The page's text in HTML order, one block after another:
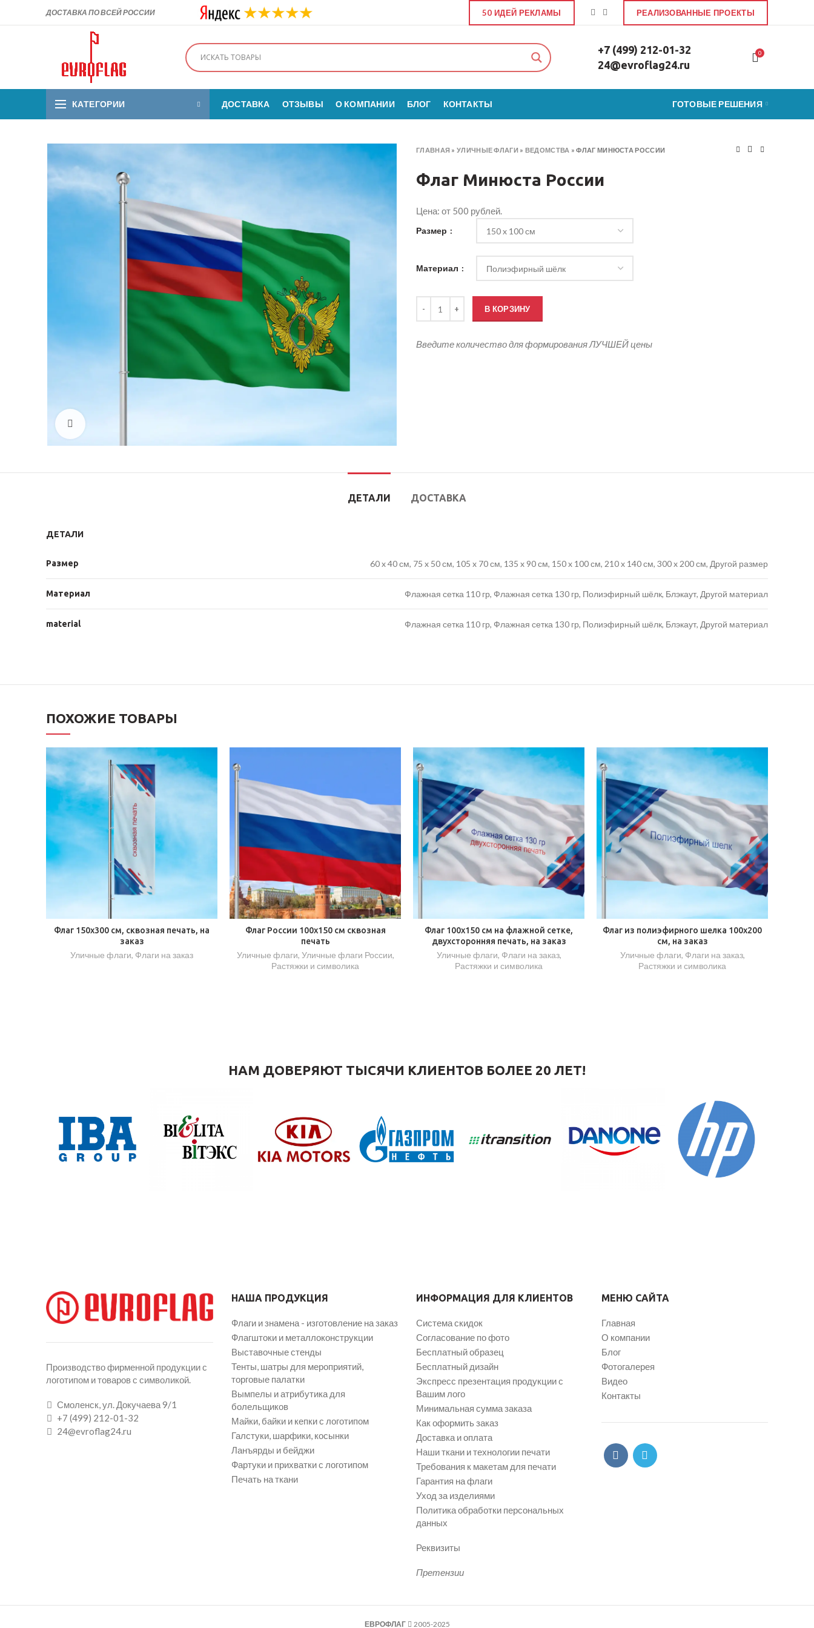
ДОСТАВКА ПО ВСЕЙ РОССИИ 50 ИДЕЙ РЕКЛАМЫ РЕАЛИЗОВАННЫЕ ПРОЕКТЫ
+7 (499) 212-01-32
24@evroflag24.ru
0
КАТЕГОРИИ ДОСТАВКА ОТЗЫВЫ О КОМПАНИИ БЛОГ КОНТАКТЫ ГОТОВЫЕ РЕШЕНИЯ
ГЛАВНАЯ »УЛИЧНЫЕ ФЛАГИ » ВЕДОМСТВА »ФЛАГ МИНЮСТА РОССИИ
Флаг Минюста России
Цена: от 500 рублей.
Размер
Материал
В КОРЗИНУ
Введите количество для формирования ЛУЧШЕЙ цены
ДЕТАЛИ ДОСТАВКА
ДЕТАЛИ
Размер 60 x 40 см, 75 x 50 см, 105 x 70 см, 135 x 90 см, 150 x 100 см, 210 x 140 см, 300 x 200 см, Другой размер
Материал Флажная сетка 110 гр, Флажная сетка 130 гр, Полиэфирный шёлк, Блэкаут, Другой материал
material Флажная сетка 110 гр, Флажная сетка 130 гр, Полиэфирный шёлк, Блэкаут, Другой материал
ПОХОЖИЕ ТОВАРЫ
Флаг 150х300 см, сквозная печать, на
заказ
Уличные флаги, Флаги на заказ
Флаг России 100х150 см сквозная
печать
Уличные флаги, Уличные флаги России,
Растяжки и символика
Флаг 100х150 см на флажной сетке,
двухсторонняя печать, на заказ
Уличные флаги, Флаги на заказ,
Растяжки и символика
Флаг из полиэфирного шелка 100х200
см, на заказ
Уличные флаги, Флаги на заказ,
Растяжки и символика
НАМ ДОВЕРЯЮТ ТЫСЯЧИ КЛИЕНТОВ БОЛЕЕ 20 ЛЕТ!
Производство фирменной продукции с
логотипом и товаров с символикой.
Смоленск, ул. Докучаева 9/1
+7 (499) 212-01-32
24@evroflag24.ru
НАША ПРОДУКЦИЯ
Флаги и знамена - изготовление на заказ
Флагштоки и металлоконструкции
Выставочные стенды
Тенты, шатры для мероприятий,
торговые палатки
Вымпелы и атрибутика для
болельщиков
Майки, байки и кепки с логотипом
Галстуки, шарфики, косынки
Ланъярды и бейджи
Фартуки и прихватки с логотипом
Печать на ткани
ИНФОРМАЦИЯ ДЛЯ КЛИЕНТОВ
Система скидок
Согласование по фото
Бесплатный образец
Бесплатный дизайн
Экспресс презентация продукции с
Вашим лого
Минимальная сумма заказа
Как оформить заказ
Доставка и оплата
Наши ткани и технологии печати
Требования к макетам для печати
Гарантия на флаги
Уход за изделиями
Политика обработки персональных
данных
Реквизиты
Претензии
МЕНЮ САЙТА
Главная
О компании
Блог
Фотогалерея
Видео
Контакты
ЕВРОФЛАГ 2005-2025